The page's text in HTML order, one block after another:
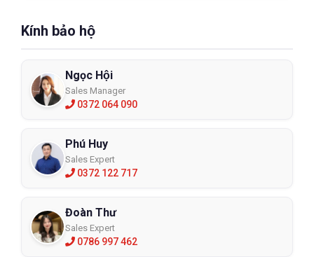
Kính bảo hộ
Ngọc Hội
Sales Manager
0372 064 090
Phú Huy
Sales Expert
0372 122 717
Đoàn Thư
Sales Expert
0786 997 462